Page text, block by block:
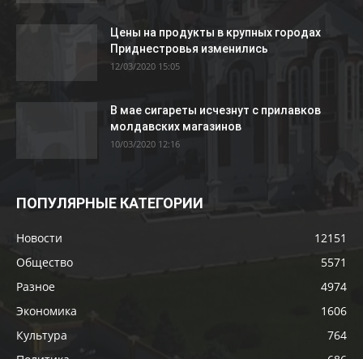
Цены на продукты в крупных городах
Приднестровья изменились
12/03/2020 15:05
В мае сигареты исчезнут с прилавков
молдавских магазинов
10/03/2020 12:16
ПОПУЛЯРНЫЕ КАТЕГОРИИ
Новости
12151
Общество
5571
Разное
4974
Экономика
1606
Культура
764